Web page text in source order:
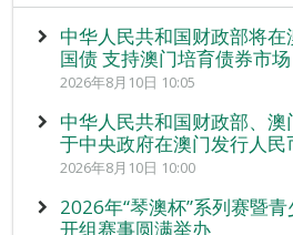
中华人民共和国财政部将
国债 支持澳门培育债券市场
2026年8月10日 10:05
中华人民共和国财政部、
于中央政府在澳门发行人
2026年8月10日 10:00
2026年“琴澳杯”系列赛暨
开组赛事圆满举办